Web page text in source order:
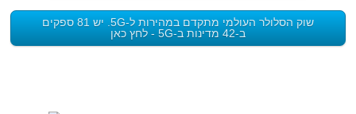
שוק הסלולר העולמי מתקדם במהירות ל-5G. יש 81 ספקים
ב-42 מדינות ב-5G - לחץ כאן